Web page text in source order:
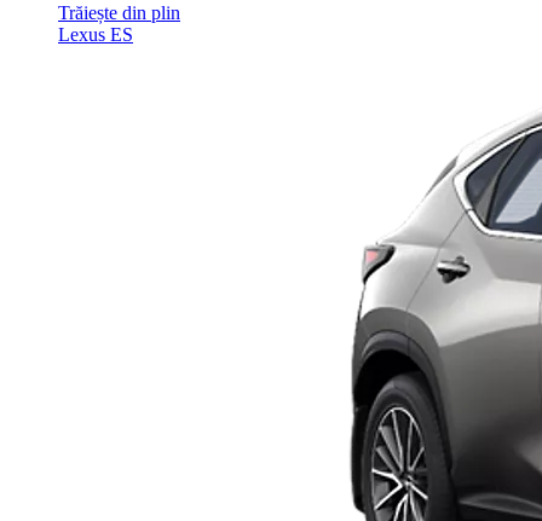
Trăiește din plin
Lexus ES